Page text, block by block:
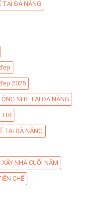
TẠI ĐÀ NẴNG
2025
NHẸ TẠI ĐÀ NẴNG
TRỊ
TẠI ĐÀ NẴNG
NHÀ CUỐI NĂM
CHẾ